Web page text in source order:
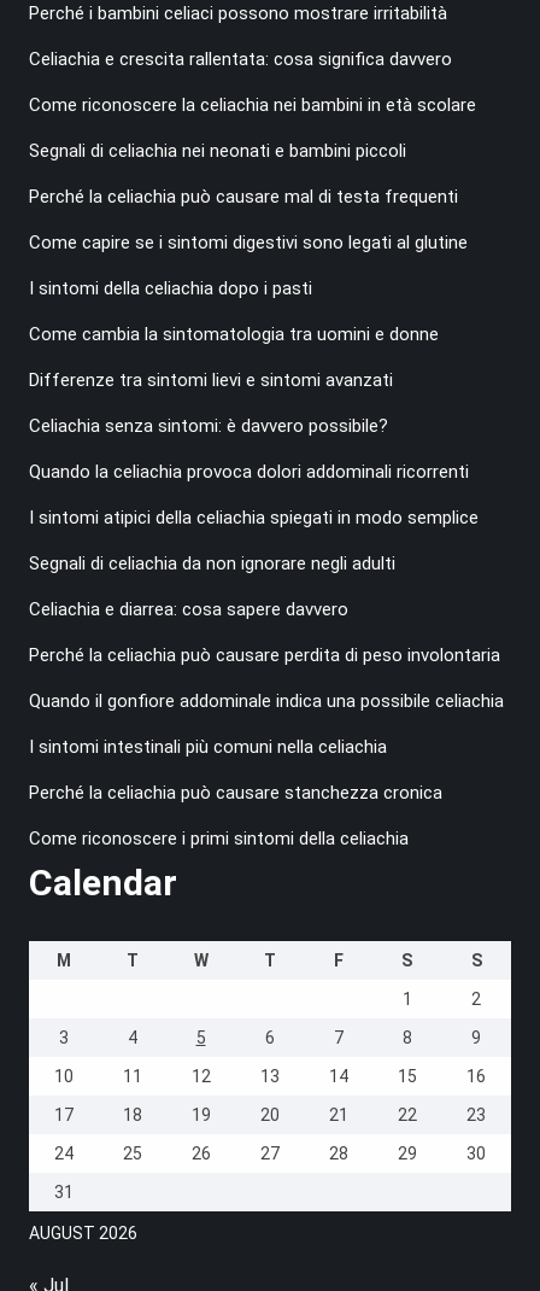
Perché i bambini celiaci possono mostrare irritabilità
Celiachia e crescita rallentata: cosa significa davvero
Come riconoscere la celiachia nei bambini in età scolare
Segnali di celiachia nei neonati e bambini piccoli
Perché la celiachia può causare mal di testa frequenti
Come capire se i sintomi digestivi sono legati al glutine
I sintomi della celiachia dopo i pasti
Come cambia la sintomatologia tra uomini e donne
Differenze tra sintomi lievi e sintomi avanzati
Celiachia senza sintomi: è davvero possibile?
Quando la celiachia provoca dolori addominali ricorrenti
I sintomi atipici della celiachia spiegati in modo semplice
Segnali di celiachia da non ignorare negli adulti
Celiachia e diarrea: cosa sapere davvero
Perché la celiachia può causare perdita di peso involontaria
Quando il gonfiore addominale indica una possibile celiachia
I sintomi intestinali più comuni nella celiachia
Perché la celiachia può causare stanchezza cronica
Come riconoscere i primi sintomi della celiachia
Calendar
AUGUST 2026
M T W T F S
S
1
2
3
4 5 6 7 8
9
10
11 12 13 14 15
16
17
18 19 20 21 22
23
24
25 26 27 28 29
30
31
« Jul